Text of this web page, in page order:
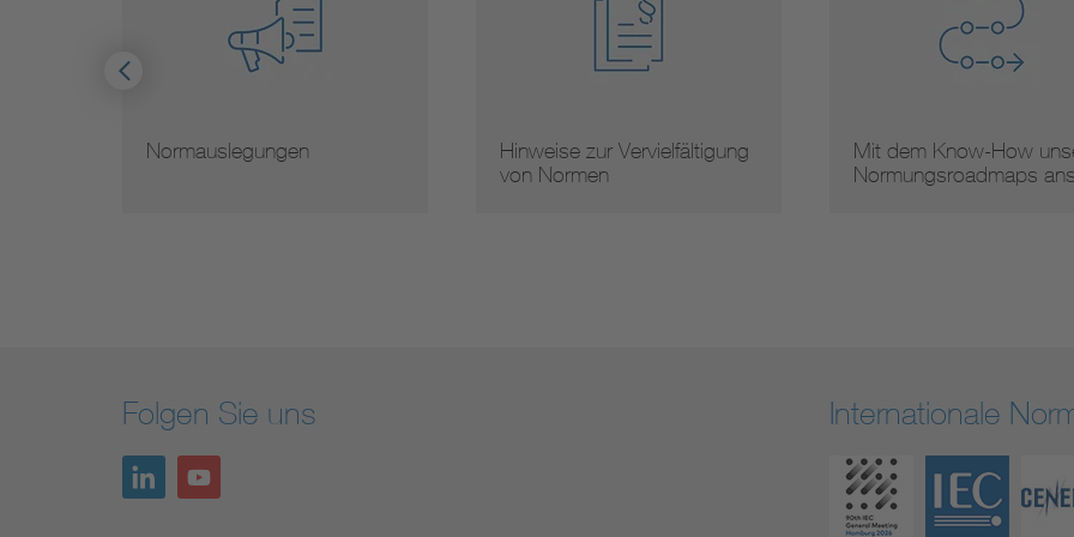
Normauslegungen
Hinweise zur Vervielfältigung
von Normen
Mit dem Know-How
Normungsroadmaps
Folgen Sie uns Internationale